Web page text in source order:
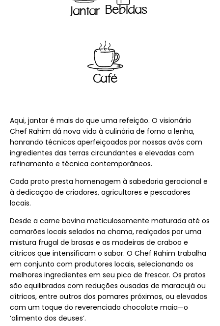
Jantar Bebidas
Café
Aqui, jantar é mais do que uma refeição. O visionário
Chef Rahim dá nova vida à culinária de forno a lenha,
honrando técnicas aperfeiçoadas por nossas avós com
ingredientes das terras circundantes e elevadas com
refinamento e técnica contemporâneos.
Cada prato presta homenagem à sabedoria geracional e
à dedicação de criadores, agricultores e pescadores
locais.
Desde a carne bovina meticulosamente maturada até os
camarões locais selados na chama, realçados por uma
mistura frugal de brasas e as madeiras de craboo e
cítricos que intensificam o sabor. O Chef Rahim trabalha
em conjunto com produtores locais, selecionando os
melhores ingredientes em seu pico de frescor. Os pratos
são equilibrados com reduções ousadas de maracujá ou
cítricos, entre outros dos pomares próximos, ou elevados
com um toque do reverenciado chocolate maia—o
‘alimento dos deuses’.